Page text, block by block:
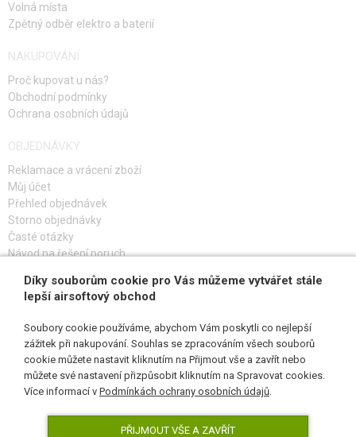
Volná místa
Zpětný odběr elektro a baterií
NAKUPOVÁNÍ
Proč kupovat u nás?
Obchodní podmínky
Ochrana osobních údajů
OBJEDNÁVKY
Reklamace a vrácení zboží
Můj účet
Přehled objednávek
Storno objednávky
Časté otázky
Návod na řešení poruch
PŘIHLAŠ SE K ODBĚRU
SLEDUJ NÁS
Díky souborům cookie pro Vás můžeme vytvářet stále
lepší airsoftový obchod
Soubory cookie používáme, abychom Vám poskytli co nejlepší
zážitek při nakupování. Souhlas se zpracováním všech souborů
cookie můžete nastavit kliknutím na Přijmout vše a zavřít nebo
můžete své nastavení přizpůsobit kliknutím na Spravovat cookies.
Více informací v Podmínkách ochrany osobních údajů.
PŘIJMOUT VŠE A ZAVŘÍT